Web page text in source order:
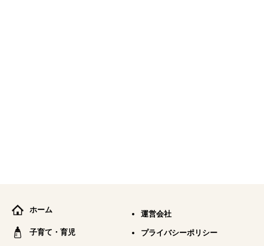
ホーム
子育て・育児
運営会社
プライバシーポリシー